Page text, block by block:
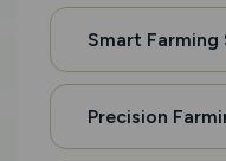
Smart Farming
Precision